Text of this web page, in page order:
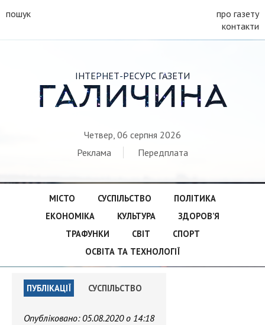
пошук
про газету
контакти
ІНТЕРНЕТ-РЕСУРС ГАЗЕТИ
ГАЛИЧИНА
Четвер, 06 серпня 2026
Реклама
Передплата
МІСТО СУСПІЛЬСТВО
ПОЛІТИКА
ЕКОНОМІКА
КУЛЬТУРА
ЗДОРОВ’Я
ТРАФУНКИ
СВІТ
СПОРТ
ОСВІТА ТА ТЕХНОЛОГІЇ
ПУБЛІКАЦІЇ СУСПІЛЬСТВО
Опубліковано: 05.08.2020 о 14:18